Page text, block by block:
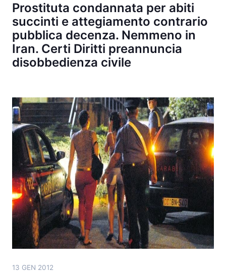
Prostituta condannata per abiti
succinti e attegiamento contrario
pubblica decenza. Nemmeno in
Iran. Certi Diritti preannuncia
disobbedienza civile
13 GEN 2012